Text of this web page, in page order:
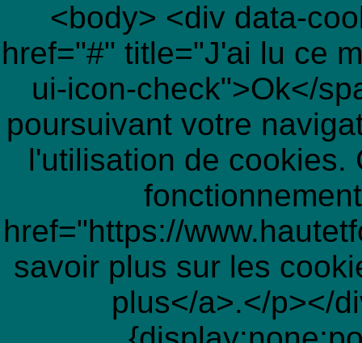
<body> <div data-
href="#" title="J'ai lu ce
ui-icon-check">Ok</
poursuivant votre
l'utilisation de cookies.
href="https://
savoir plus sur les
plus</a>.</p></